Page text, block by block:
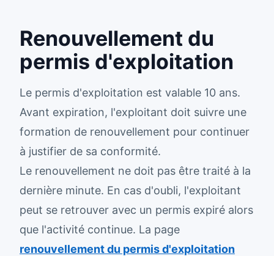
Renouvellement du
permis d'exploitation
Le permis d'exploitation est valable 10 ans.
Avant expiration, l'exploitant doit suivre une
formation de renouvellement pour continuer
à justifier de sa conformité.
Le renouvellement ne doit pas être traité à la
dernière minute. En cas d'oubli, l'exploitant
peut se retrouver avec un permis expiré alors
que l'activité continue. La page
renouvellement du permis d'exploitation